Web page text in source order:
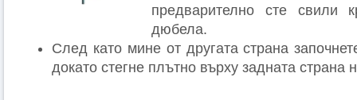
предварително сте свили
дюбела.
След като мине от другата страна
докато стегне плътно върху задната страна